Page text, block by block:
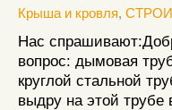
Крыша и кровля,
Нас
вопрос: дымовая
круглой стальной
выдру на этой